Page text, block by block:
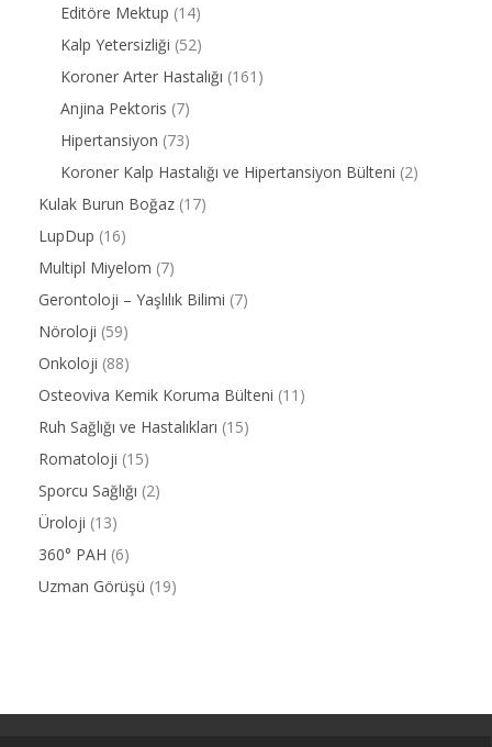
Editöre Mektup (14)
Kalp Yetersizliği (52)
Koroner Arter Hastalığı (161)
Anjina Pektoris (7)
Hipertansiyon (73)
Koroner Kalp Hastalığı ve Hipertansiyon Bülteni (2)
Kulak Burun Boğaz (17)
LupDup (16)
Multipl Miyelom (7)
Gerontoloji – Yaşlılık Bilimi (7)
Nöroloji (59)
Onkoloji (88)
Osteoviva Kemik Koruma Bülteni (11)
Ruh Sağlığı ve Hastalıkları (15)
Romatoloji (15)
Sporcu Sağlığı (2)
Üroloji (13)
360° PAH (6)
Uzman Görüşü (19)